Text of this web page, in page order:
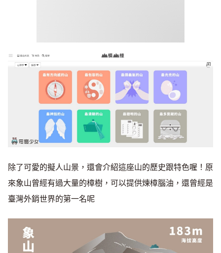
除了可愛的擬人山景，還會介紹這座山的歷史跟特色喔！原
來象山曾經有過大量的樟樹，可以提供煉樟腦油，還曾經是
臺灣外銷世界的第一名呢